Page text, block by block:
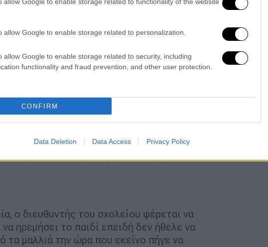
allow Google to enable storage related to personalization.
allow Google to enable storage related to security, including
functionality and fraud prevention, and other user protection.
CONFIRM
Data Deletion Data Access Privacy Policy
«κατά λάθος», την ώρα που ο
το παιδί από πιθανό χτύπημα σε πόρτα,
κουδούνι.
της ίδιας ημέρας, όταν άλλη
τη μητέρα και της αποκάλυψε μια
οδιευθυντήςμετέφερε τον μικρό σε
τους για περίπου μισή ώρα. Όταν
Ο διευθυντής τον μετέφερε
εκεί για αρκετή ώρα.
η
ο διευθυντής του σχολείου φέρεται να
ηρεμήσει το παιδί επειδή δεν ήθελε να
τα μαλλιά την ώρα που εκείνο πήγε να